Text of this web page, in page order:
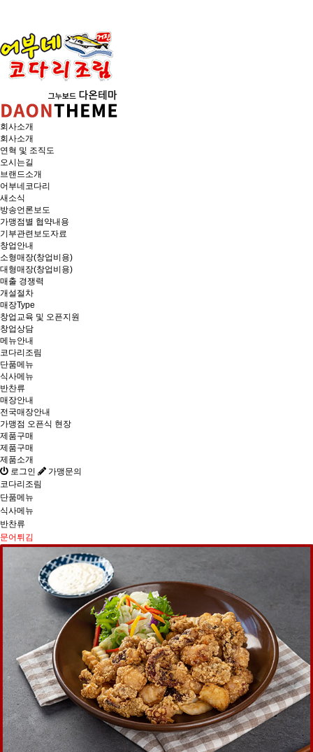
회사소개
회사소개
연혁 및 조직도
오시는길
브랜드소개
어부네코다리
새소식
방송언론보도
가맹점별 협약내용
기부관련보도자료
창업안내
소형매장(창업비용)
대형매장(창업비용)
매출 경쟁력
개설절차
매장Type
창업교육 및 오픈지원
창업상담
메뉴안내
코다리조림
단품메뉴
식사메뉴
반찬류
매장안내
전국매장안내
가맹점 오픈식 현장
제품구매
제품구매
제품소개
로그인
가맹문의
코다리조림
단품메뉴
식사메뉴
반찬류
문어튀김